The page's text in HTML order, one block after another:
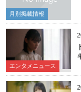
月別掲載情報
エンタメニュース